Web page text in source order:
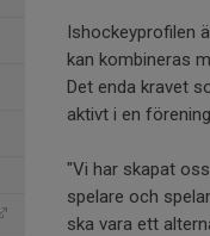
Ishockeyprofilen
kan kombineras
Det enda kravet
aktivt i en
"Vi har skapat
spelare och
ska vara ett